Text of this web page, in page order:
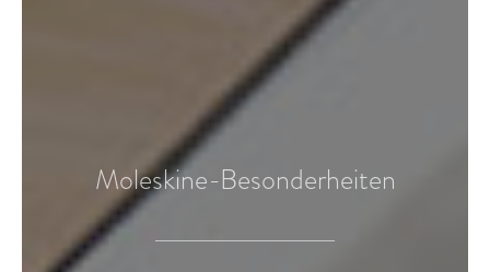
Moleskine-Besonderheiten